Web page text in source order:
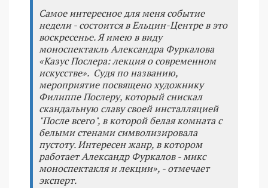
Самое интересное для меня событие
недели - состоится в Ельцин-Центре в это
воскресенье. Я имею в виду
моноспектакль Александра Фуркалова
«Казус Послера: лекция о современном
искусстве». Судя по названию,
мероприятие посвящено художнику
Филиппе Послеру, который снискал
скандальную славу своей инсталляцией
"После всего", в которой белая комната с
белыми стенами символизировала
пустоту. Интересен жанр, в котором
работает Александр Фуркалов - микс
моноспектакля и лекции», - отмечает
эксперт.